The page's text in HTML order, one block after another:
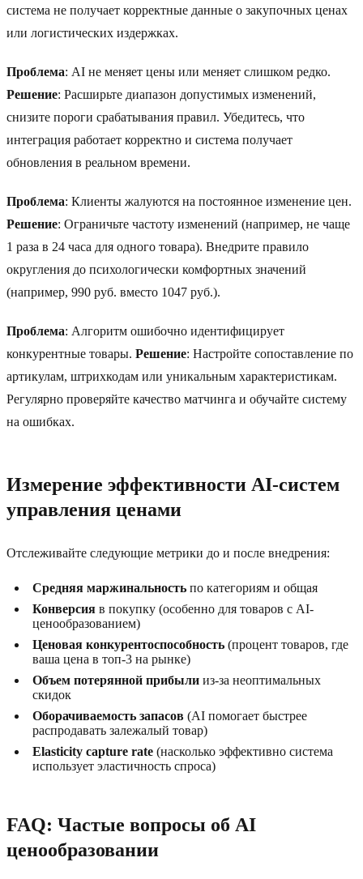
система не получает корректные данные о закупочных ценах
или логистических издержках.
Проблема: AI не меняет цены или меняет слишком редко.
Решение: Расширьте диапазон допустимых изменений,
снизите пороги срабатывания правил. Убедитесь, что
интеграция работает корректно и система получает
обновления в реальном времени.
Проблема: Клиенты жалуются на постоянное изменение цен.
Решение: Ограничьте частоту изменений (например, не чаще
1 раза в 24 часа для одного товара). Внедрите правило
округления до психологически комфортных значений
(например, 990 руб. вместо 1047 руб.).
Проблема: Алгоритм ошибочно идентифицирует
конкурентные товары. Решение: Настройте сопоставление по
артикулам, штрихкодам или уникальным характеристикам.
Регулярно проверяйте качество матчинга и обучайте систему
на ошибках.
Измерение эффективности AI-систем
управления ценами
Отслеживайте следующие метрики до и после внедрения:
Средняя маржинальность по категориям и общая
Конверсия в покупку (особенно для товаров с AI-
ценообразованием)
Ценовая конкурентоспособность (процент товаров, где
ваша цена в топ-3 на рынке)
Объем потерянной прибыли из-за неоптимальных
скидок
Оборачиваемость запасов (AI помогает быстрее
распродавать залежалый товар)
Elasticity capture rate (насколько эффективно система
использует эластичность спроса)
FAQ: Частые вопросы об AI
ценообразовании